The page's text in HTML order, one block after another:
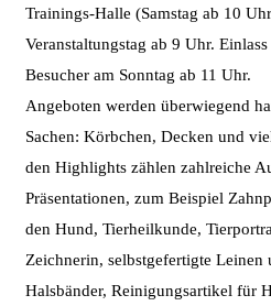
Trainings-Halle (Samstag ab 10
Veranstaltungstag ab 9 Uhr.
Besucher am Sonntag ab 11 Uhr.
Angeboten werden überwiegend
Sachen: Körbchen, Decken und
den Highlights zählen zahlreiche
Präsentationen, zum Beispiel
den Hund, Tierheilkunde,
Zeichnerin, selbstgefertigte Leinen
Halsbänder, Reinigungsartikel für